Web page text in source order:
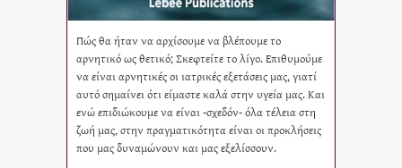
Πώς θα ήταν να αρχίσουμε να βλέπουμε το
αρνητικό ως θετικό; Σκεφτείτε το λίγο. Επιθυμούμε
να είναι αρνητικές οι ιατρικές εξετάσεις μας, γιατί
αυτό σημαίνει ότι είμαστε καλά στην υγεία μας. Και
ενώ επιδιώκουμε να είναι -σχεδόν- όλα τέλεια στη
ζωή μας, στην πραγματικότητα είναι οι προκλήσεις
που μας δυναμώνουν και μας εξελίσσουν.